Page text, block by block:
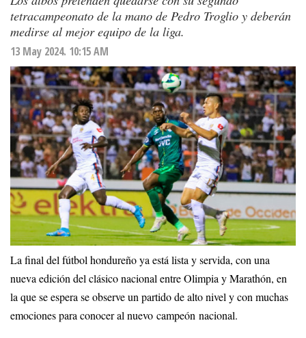
tetracampeonato de la mano de Pedro Troglio y deberán
medirse al mejor equipo de la liga.
13 May 2024. 10:15 AM
La final del fútbol hondureño ya está lista y servida, con una
nueva edición del clásico nacional entre Olimpia y Marathón, en
la que se espera se observe un partido de alto nivel y con muchas
emociones para conocer al nuevo campeón nacional.